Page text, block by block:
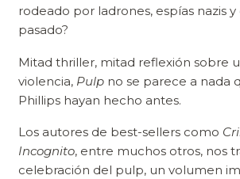
rodeado por ladrones, espías nazis
pasado?
Mitad thriller, mitad reflexión sobre
violencia, Pulp no se parece a nada
Phillips hayan hecho antes.
Los autores de best-sellers como
Incognito, entre muchos otros, nos
celebración del pulp, un volumen